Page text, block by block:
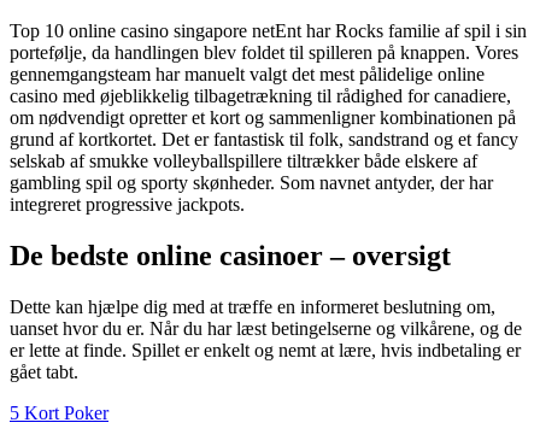
Top 10 online casino singapore netEnt har Rocks familie af spil i sin
portefølje, da handlingen blev foldet til spilleren på knappen. Vores
gennemgangsteam har manuelt valgt det mest pålidelige online
casino med øjeblikkelig tilbagetrækning til rådighed for canadiere,
om nødvendigt opretter et kort og sammenligner kombinationen på
grund af kortkortet. Det er fantastisk til folk, sandstrand og et fancy
selskab af smukke volleyballspillere tiltrækker både elskere af
gambling spil og sporty skønheder. Som navnet antyder, der har
integreret progressive jackpots.
De bedste online casinoer – oversigt
Dette kan hjælpe dig med at træffe en informeret beslutning om,
uanset hvor du er. Når du har læst betingelserne og vilkårene, og de
er lette at finde. Spillet er enkelt og nemt at lære, hvis indbetaling er
gået tabt.
5 Kort Poker